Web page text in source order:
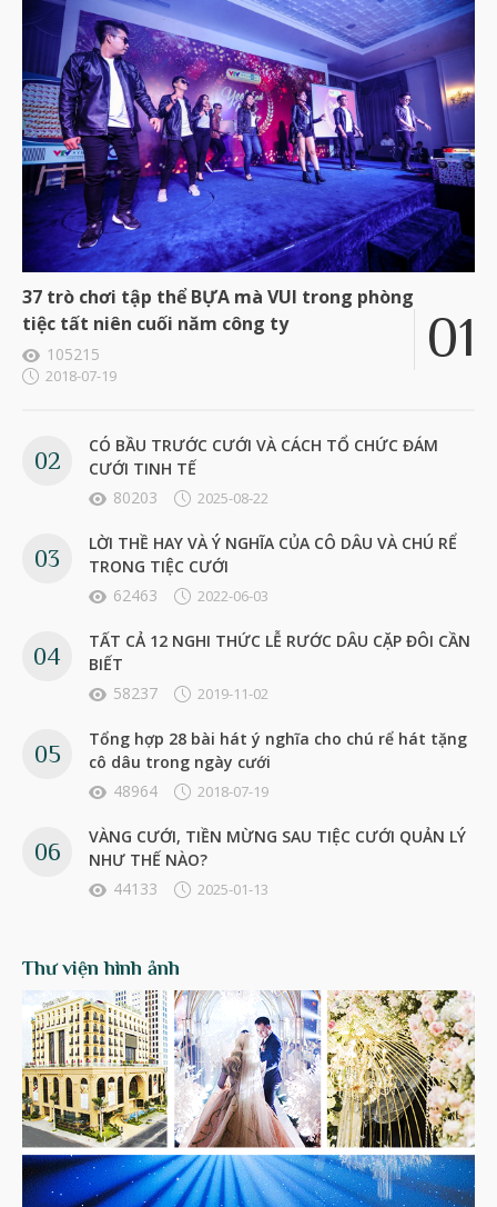
37 trò chơi tập thể BỰA mà VUI trong phòng
tiệc tất niên cuối năm công ty
105215
2018-07-19
CÓ BẦU TRƯỚC CƯỚI VÀ CÁCH TỔ CHỨC ĐÁM
CƯỚI TINH TẾ
80203
2025-08-22
LỜI THỀ HAY VÀ Ý NGHĨA CỦA CÔ DÂU VÀ CHÚ RỂ
TRONG TIỆC CƯỚI
62463
2022-06-03
TẤT CẢ 12 NGHI THỨC LỄ RƯỚC DÂU CẶP ĐÔI CẦN
BIẾT
58237
2019-11-02
Tổng hợp 28 bài hát ý nghĩa cho chú rể hát tặng
cô dâu trong ngày cưới
48964
2018-07-19
VÀNG CƯỚI, TIỀN MỪNG SAU TIỆC CƯỚI QUẢN LÝ
NHƯ THẾ NÀO?
44133
2025-01-13
Thư viện hình ảnh